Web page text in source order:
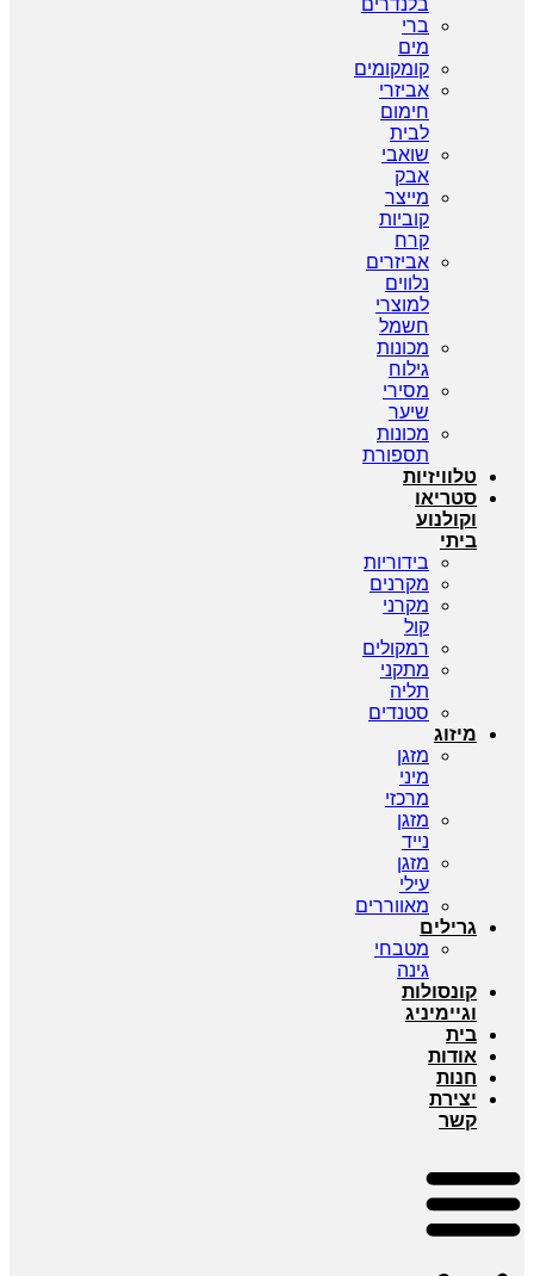
ברי
מים
קומקומים
אביזרי
חימום
לבית
שואבי
אבק
מייצר
קוביות
קרח
אביזרים
נלווים
למוצרי
חשמל
מכונות
גילוח
מסירי
שיער
מכונות
תספורת
טלוויזיות
סטריאו
וקולנוע
ביתי
בידוריות
מקרנים
מקרני
קול
רמקולים
מתקני
תליה
סטנדים
מיזוג
מזגן
מיני
מרכזי
מזגן
נייד
מזגן
עילי
מאווררים
גרילים
מטבחי
גינה
קונסולות
וגיימיניג
בית
אודות
חנות
יצירת
קשר